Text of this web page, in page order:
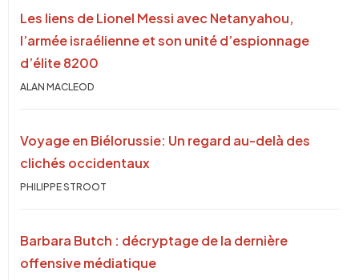
Les liens de Lionel Messi avec Netanyahou,
l’armée israélienne et son unité d’espionnage
d’élite 8200
ALAN MACLEOD
Voyage en Biélorussie: Un regard au-delà des
clichés occidentaux
PHILIPPE STROOT
Barbara Butch : décryptage de la dernière
offensive médiatique